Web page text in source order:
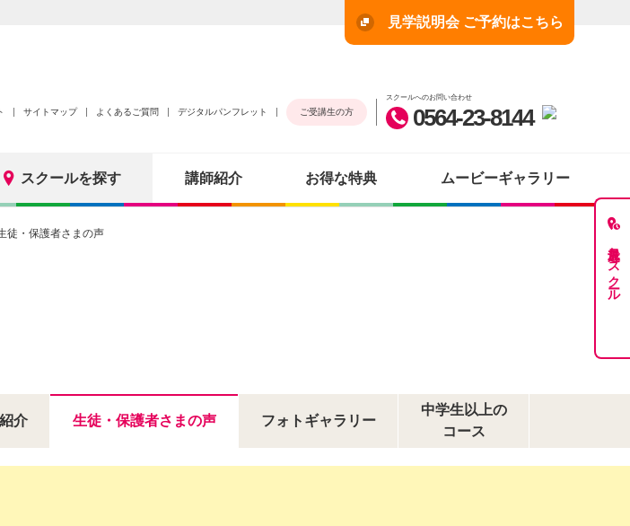
見学説明会 ご予約はこちら
サイトマップ よくあるご質問 デジタルパンフレット ご受講生の方
スクールへのお問い合わせ
0564-23-8144
スクールを探す 講師紹介 お得な特典 ムービーギャラリー
最近見たスクール
徒・保護者さまの声
介 生徒・保護者さまの声 フォトギャラリー
中学生以上の
コース